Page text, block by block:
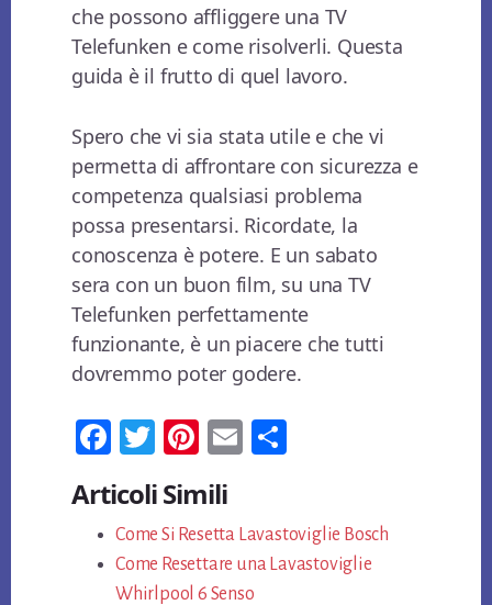
che possono affliggere una TV
Telefunken e come risolverli. Questa
guida è il frutto di quel lavoro.
Spero che vi sia stata utile e che vi
permetta di affrontare con sicurezza e
competenza qualsiasi problema
possa presentarsi. Ricordate, la
conoscenza è potere. E un sabato
sera con un buon film, su una TV
Telefunken perfettamente
funzionante, è un piacere che tutti
dovremmo poter godere.
Fa
bo
ok
T
tt
er
Pi
er
es
t
E
vi
di
Articoli Simili
Come Si Resetta Lavastoviglie Bosch
Come Resettare una Lavastoviglie
Whirlpool 6 Senso​